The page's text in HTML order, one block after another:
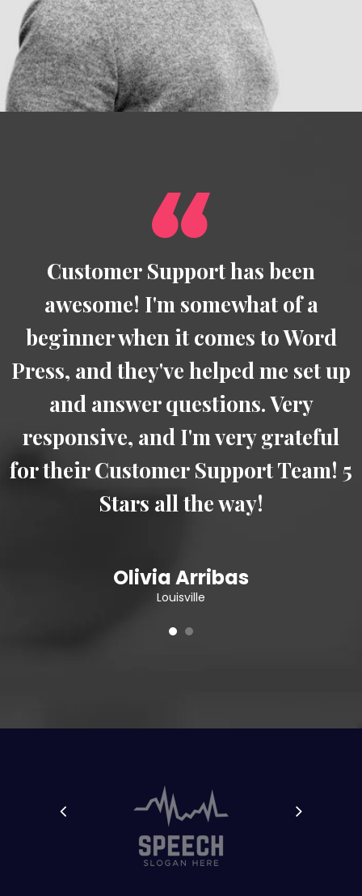
Alvin Maxwell
Technical Manager
Customer Support has been
awesome! I'm somewhat of a
beginner when it comes to Word
Press, and they've helped me set up
and answer questions. Very
responsive, and I'm very grateful
for their Customer Support Team! 5
Stars all the way!
Olivia Arribas
Louisville